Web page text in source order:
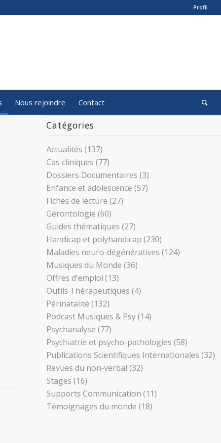
Profil
Nous rejoindre Contact
Catégories
Actualités (137)
Cas cliniques (77)
Dossiers Documentaires (3)
Enfance et adolescence (57)
Fiches de lecture (27)
Gérontologie (60)
Guides thématiques (27)
Handicap et polyhandicap (230)
Maladies neuro-dégénératives (124)
Musiques du Monde (36)
Offres d'emploi (13)
Outils Thérapeutiques (4)
Périnatalité (132)
Podcast Musiques & Psy(14)
Psychanalyse (77)
Psychiatrie et psycho-pathologies (58)
Publications Scientifiques Internationales (32)
Revues du non-verbal (32)
Stages (16)
Supports Communication (11)
Témoignages du monde (18)